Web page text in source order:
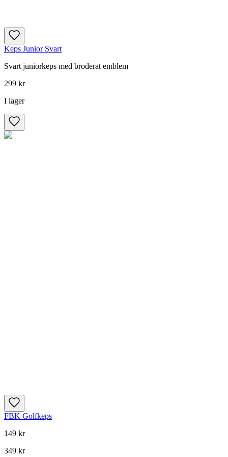
Keps Junior Svart
Svart juniorkeps med broderat emblem
299 kr
I lager
FBK Golfkeps
149 kr
349 kr